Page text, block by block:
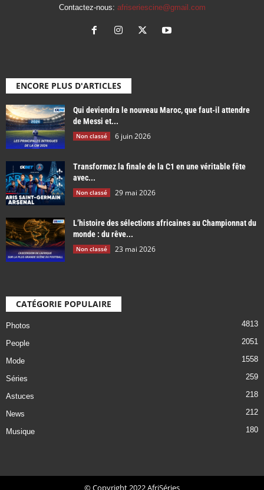
Contactez-nous: afriseriescine@gmail.com
ENCORE PLUS D'ARTICLES
Qui deviendra le nouveau Maroc, que faut-il attendre
de Messi et...
Non classé 6 juin 2026
Transformez la finale de la C1 en une véritable fête
avec...
Non classé 29 mai 2026
L’histoire des sélections africaines au Championnat du
monde : du rêve...
Non classé 23 mai 2026
CATÉGORIE POPULAIRE
Photos 4813
People 2051
Mode 1558
Séries 259
Astuces 218
News 212
Musique 180
© Copyright 2022 AfriSéries